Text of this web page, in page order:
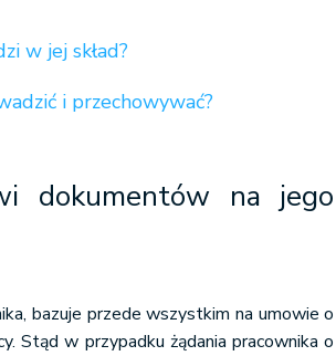
w jej skład?
i przechowywać?
dokumentów na jego
bazuje przede wszystkim na umowie o
Stąd w przypadku żądania pracownika o